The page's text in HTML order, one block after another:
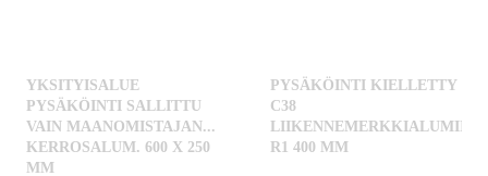
YKSITYISALUE
PYSÄKÖINTI SALLITTU
VAIN MAANOMISTAJAN...
KERROSALUM. 600 X 250
MM
PYSÄKÖINTI KIELLETTY
C38
LIIKENNEMERKKIALUMIINI
R1 400 MM